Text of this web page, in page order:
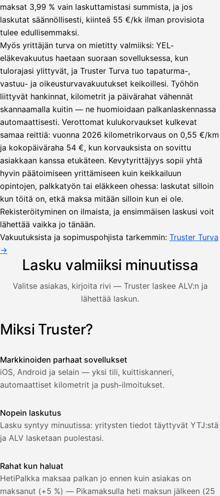
maksat 3,99 % vain laskuttamistasi summista, ja jos
laskutat säännöllisesti, kiinteä 55 €/kk ilman provisiota
tulee edullisemmaksi.
Myös yrittäjän turva on mietitty valmiiksi: YEL-
eläkevakuutus haetaan suoraan sovelluksessa, kun
tulorajasi ylittyvät, ja Truster Turva tuo tapaturma-,
vastuu- ja oikeusturvavakuutukset keikoillesi. Työhön
liittyvät hankinnat, kilometrit ja päivärahat vähennät
skannaamalla kuitin — ne huomioidaan palkanlaskennassa
automaattisesti. Verottomat kulukorvaukset kulkevat
samaa reittiä: vuonna 2026 kilometrikorvaus on 0,55 €/km
ja kokopäiväraha 54 €, kun korvauksista on sovittu
asiakkaan kanssa etukäteen. Kevytyrittäjyys sopii yhtä
hyvin päätoimiseen yrittämiseen kuin keikkailuun
opintojen, palkkatyön tai eläkkeen ohessa: laskutat silloin
kun töitä on, etkä maksa mitään silloin kun ei ole.
Rekisteröityminen on ilmaista, ja ensimmäisen laskusi voit
lähettää vaikka jo tänään.
Vakuutuksista ja sopimuspohjista tarkemmin: Truster Turva
→
Lasku valmiiksi minuutissa
Valitse asiakas, kirjoita rivi — Truster laskee ALV:n ja
lähettää laskun.
Kuvitus: käyttäjä luo laskun Truster-sovelluksessa —
Uusi lasku
Oy
heinäkuu
1
€
25,5
471,75
Lähetä
lasku
Lasku lähetetty
Miksi Truster?
Markkinoiden parhaat sovellukset
iOS, Android ja selain — yksi tili, kuittiskanneri,
automaattiset kilometrit ja push-ilmoitukset.
Nopein laskutus
Lasku syntyy minuutissa: yritysten tiedot täyttyvät YTJ:stä
ja ALV lasketaan puolestasi.
Rahat kun haluat
HetiPalkka maksaa palkan jo ennen kuin asiakas on
maksanut (+5 %) — Pikamaksulla heti maksun jälkeen (25